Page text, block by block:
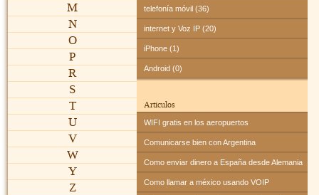
M
N
O
P
R
S
T
U
V
W
Y
Z
telefonía móvil (36)
internet y Voz IP (20)
iPhone (1)
Android (0)
Artículos
WIFI gratis en los aeropuertos
Comunicarse bien con Argentina
Como enviar dinero a España desde Alemania
Como llamar a méxico usando VOIP